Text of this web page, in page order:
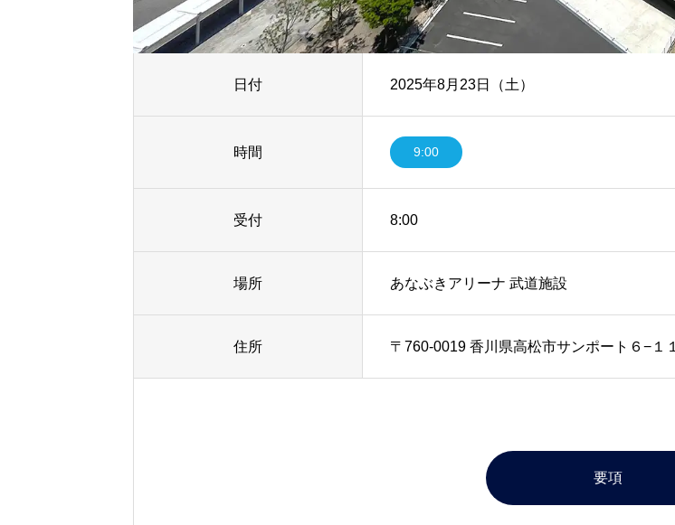
日付 2025年8月23日（土）
時間 9:00
受付 8:00
場所 あなぶきアリーナ 武道施設
住所 〒760-0019 香川県高松市サンポート６−１１
要項